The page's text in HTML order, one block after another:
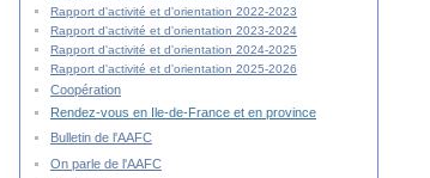
Rapport d'activité et d'orientation 2022-2023
Rapport d'activité et d'orientation 2023-2024
Rapport d'activité et d'orientation 2024-2025
Rapport d'activité et d'orientation 2025-2026
Coopération
Rendez-vous en Ile-de-France et en province
Bulletin de l'AAFC
On parle de l'AAFC